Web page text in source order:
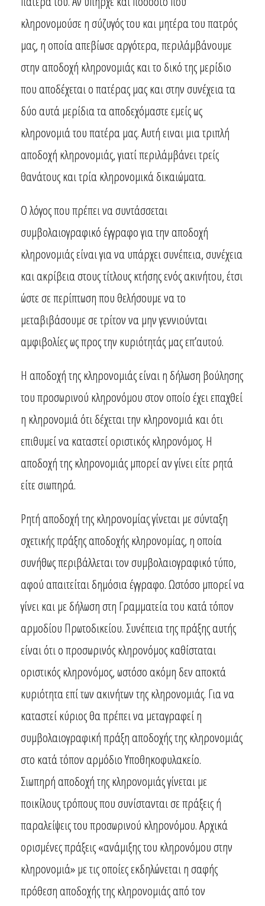
κληρονομούσε η σύζυγός του και μητέρα του πατρός
μας, η οποία απεβίωσε αργότερα, περιλάμβάνουμε
στην αποδοχή κληρονομιάς και το δικό της μερίδιο
που αποδέχεται ο πατέρας μας και στην συνέχεια τα
δύο αυτά μερίδια τα αποδεχόμαστε εμείς ως
κληρονομιά του πατέρα μας. Αυτή ειναι μια τριπλή
αποδοχή κληρονομιάς, γιατί περιλάμβάνει τρείς
θανάτους και τρία κληρονομικά δικαιώματα.
Ο λόγος που πρέπει να συντάσσεται
συμβολαιογραφικό έγγραφο για την αποδοχή
κληρονομιάς είναι για να υπάρχει συνέπεια, συνέχεια
και ακρίβεια στους τίτλους κτήσης ενός ακινήτου, έτσι
ώστε σε περίπτωση που θελήσουμε να το
μεταβιβάσουμε σε τρίτον να μην γεννιούνται
αμφιβολίες ως προς την κυριότητάς μας επ’αυτού.
Η αποδοχή της κληρονομιάς είναι η δήλωση βούλησης
του προσωρινού κληρονόμου στον οποίο έχει επαχθεί
η κληρονομιά ότι δέχεται την κληρονομιά και ότι
επιθυμεί να καταστεί οριστικός κληρονόμος. Η
αποδοχή της κληρονομιάς μπορεί αν γίνει είτε ρητά
είτε σιωπηρά.
Ρητή αποδοχή της κληρονομίας γίνεται με σύνταξη
σχετικής πράξης αποδοχής κληρονομίας, η οποία
συνήθως περιβάλλεται τον συμβολαιογραφικό τύπο,
αφού απαιτείται δημόσια έγγραφο. Ωστόσο μπορεί να
γίνει και με δήλωση στη Γραμματεία του κατά τόπον
αρμοδίου Πρωτοδικείου. Συνέπεια της πράξης αυτής
είναι ότι ο προσωρινός κληρονόμος καθίσταται
οριστικός κληρονόμος, ωστόσο ακόμη δεν αποκτά
κυριότητα επί των ακινήτων της κληρονομιάς. Για να
καταστεί κύριος θα πρέπει να μεταγραφεί η
συμβολαιογραφική πράξη αποδοχής της κληρονομιάς
στο κατά τόπον αρμόδιο Υποθηκοφυλακείο.
Σιωπηρή αποδοχή της κληρονομιάς γίνεται με
ποικίλους τρόπους που συνίστανται σε πράξεις ή
παραλείψεις του προσωρινού κληρονόμου. Αρχικά
ορισμένες πράξεις «ανάμιξης του κληρονόμου στην
κληρονομιά» με τις οποίες εκδηλώνεται η σαφής
πρόθεση αποδοχής της κληρονομιάς από τον